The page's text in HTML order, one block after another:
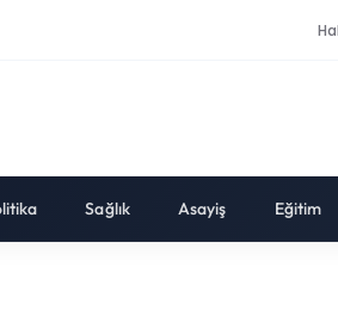
Sağlık Asayiş Eğitim